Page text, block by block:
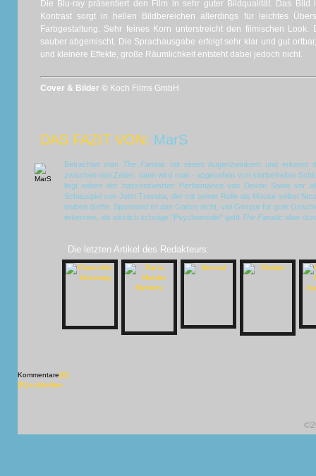
Die Blu-ray präsentiert den Film in sehr guter Bildqualität. Das
Kontrast sorgt in hellen Bildbereichen allerdings für leichtes
Farbgestaltung. Sehr feines Korn unterstreicht den filmischen Look.
sauber abgemischt. Die Sprachausgabe erfolgt sehr klar und gut
und kleinere Effekte, große Räumlichkeit entsteht dabei jedoch nicht.
Cover & Bilder © Koch Films GmbH
DAS FAZIT VON: MarS
Betrachtet man The Fanatic
mit einem Augenzwinkern und erkennt
zwischen den Zeilen, dann wird man - abgesehen von sinnbefreiten
liegt neben der hassenswerten Performance von Devon Sawa vor
Schauspiel von John Travolta, der mit seiner Rolle als Moose selbst
treiben dürfte. Spannend ist das Ganze nicht, viel Gespür für gute
erkennen, als wirklich schräge "Psychomödie" geht The Fanatic aber
Die letzten Artikel des Redakteurs:
Kommentare[X]
[X] schließen